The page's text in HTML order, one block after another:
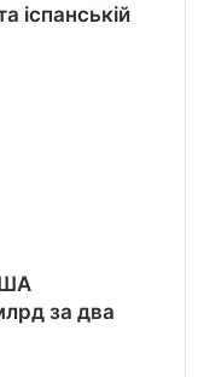
іспанській
за два